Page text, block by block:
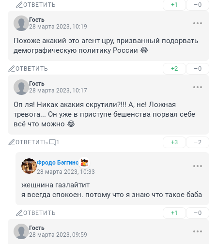
ОТВЕТИТЬ +1 –0
Гость
28 марта 2023, 10:19
Похоже акакий это агент цру, призванный подорвать
демографическую политику России 😂
ОТВЕТИТЬ +2 –0
Гость
28 марта 2023, 10:17
Оп ля! Никак акакия скрутили?!!! А, не! Ложная
тревога... Он уже в приступе бешенства порвал себе
всё что можно 😂
ОТВЕТИТЬ 1 +3 –2
Фродо Бэггинс
28 марта 2023, 10:33
жещнина газлайтит
я всегда спокоен. потому что я знаю что такое баба
ОТВЕТИТЬ +1 –0
Гость
28 марта 2023, 09:59